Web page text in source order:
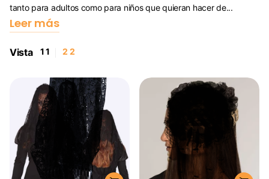
tanto para adultos como para niños que quieran hacer de...
Leer más
Vista 11 2 2